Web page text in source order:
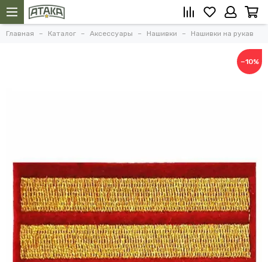
Главная Каталог Аксессуары Нашивки Нашивки на рукав
−10%